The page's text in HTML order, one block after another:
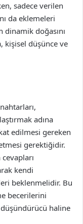
sadece verilen
da eklemeleri
doğasını
kişisel düşünce ve
adına
edilmesi gereken
gerektiğidir.
kendi
beklenmelidir. Bu
becerilerini
düşündürücü haline